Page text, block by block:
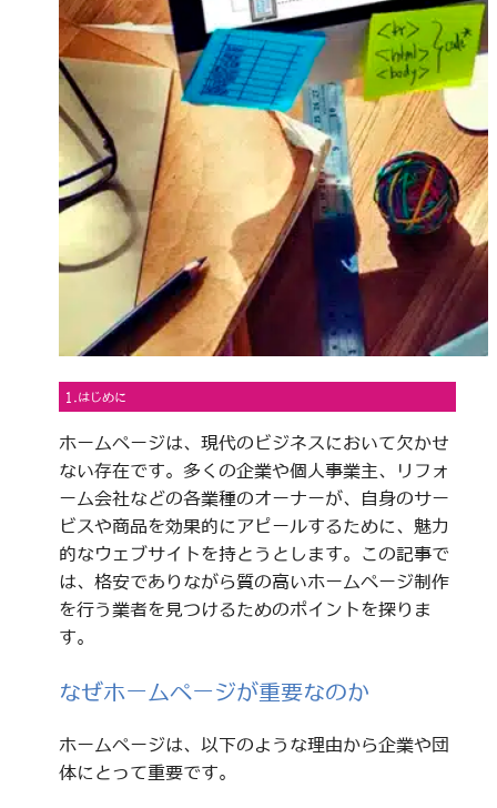
1.はじめに
ホームページは、現代のビジネスにおいて欠かせ
ない存在です。多くの企業や個人事業主、リフォ
ーム会社などの各業種のオーナーが、自身のサー
ビスや商品を効果的にアピールするために、魅力
的なウェブサイトを持とうとします。この記事で
は、格安でありながら質の高いホームページ制作
を行う業者を見つけるためのポイントを探りま
す。
なぜホームページが重要なのか
ホームページは、以下のような理由から企業や団
体にとって重要です。